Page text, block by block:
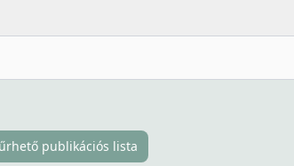
publikációs lista